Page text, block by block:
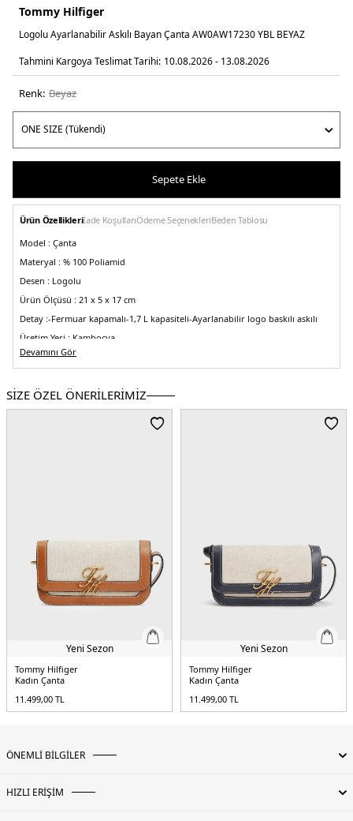
Tommy Hilfiger
Logolu Ayarlanabilir Askılı Bayan Çanta AW0AW17230 YBL BEYAZ
Tahmini Kargoya Teslimat Tarihi: 10.08.2026 - 13.08.2026
Renk: beyaz
Sepete Ekle
Ürün Özellikleriİade KoşullarıÖdeme SeçenekleriBeden Tablosu
Model : Çanta
Materyal : % 100 Poliamid
Desen : Logolu
Ürün Ölçüsü : 21 x 5 x 17 cm
Detay :-Fermuar kapamalı-1,7 L kapasiteli-Ayarlanabilir logo baskılı askılı
Üretim Yeri : Kamboçya
2DEAW0AW17230YBL.25
Devamını Gör
SİZE ÖZEL ÖNERİLERİMİZ
Yeni Sezon
Tommy Hilfiger
Kadın Çanta
11.499,00 TL
Yeni Sezon
Tommy Hilfiger
Kadın Çanta
11.499,00 TL
ÖNEMLİ BİLGİLER
HIZLI ERİŞİM